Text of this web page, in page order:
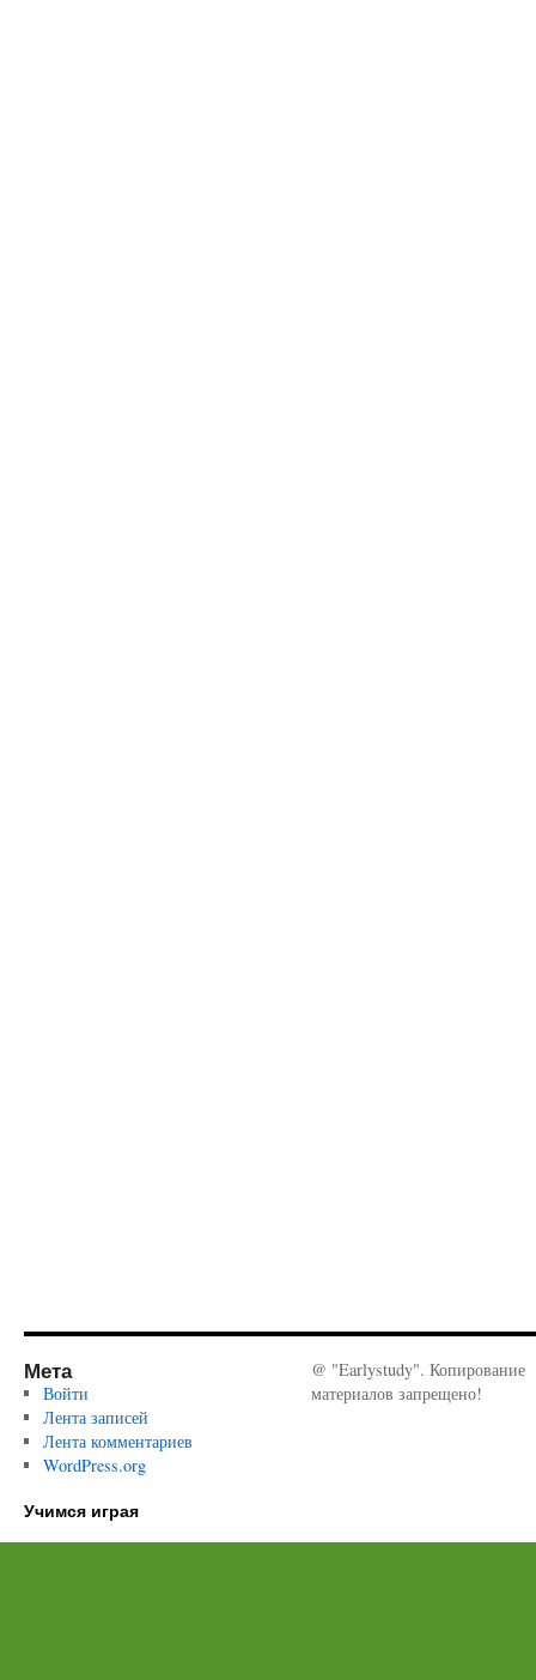
Мета
Войти
Лента записей
Лента комментариев
WordPress.org
@ "Earlystudy". Копирование
материалов запрещено!
Учимся играя